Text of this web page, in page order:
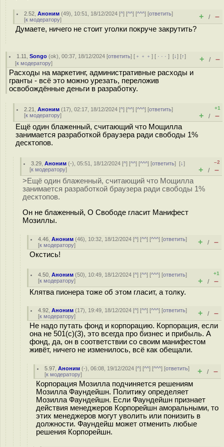
2.52 ,Аноним (49), 10:51, 18/12/2024 [^] [^^] [^^^] [ответить]
[к модератору] + / –
Думаете, ничего не стоит уголки покруче закрутить?
1.11 ,Songo (ok), 00:37, 18/12/2024 [ответить] [ ﹢﹢﹢] [ · · ·][↓] [↑]
[к модератору] + / –
Расходы на маркетинг, административные расходы и
гранты - всё это можно урезать, переложив
освобождённые деньги в разработку.
2.21 ,Аноним (17), 02:17, 18/12/2024 [^] [^^] [^^^] [ответить]
[к модератору]
+1
+ / –
Ещё один блаженный, считающий что Мощилла
занимается разработкой браузера ради свободы 1%
десктопов.
3.29 ,Аноним (-), 05:51, 18/12/2024 [^] [^^] [^^^] [ответить][↓]
[к модератору]
–2
+ / –
>Ещё один блаженный, считающий что Мощилла
занимается разработкой браузера ради свободы 1%
десктопов.
Он не блаженный, О Свободе гласит Манифест
Мозиллы.
4.46 ,Аноним (46), 10:32, 18/12/2024 [^] [^^] [^^^] [ответить]
[к модератору] + / –
Окстись!
4.50 ,Аноним (50), 10:49, 18/12/2024 [^] [^^] [^^^] [ответить]
[к модератору]
+1
+ / –
Клятва пионера тоже об этом гласит, а толку.
4.92 ,Аноним (17), 19:49, 18/12/2024 [^] [^^] [^^^] [ответить]
[к модератору] + / –
Не надо путать фонд и корпорацию. Корпорация, если
она не 501(c)(3), это всегда про бизнес и прибыль. А
фонд, да, он в соответствии со своим манифестом
живёт, ничего не изменилось, всё как обещали.
5.97 ,Аноним (-), 06:08, 19/12/2024 [^] [^^] [^^^] [ответить]
[к модератору] + / –
Корпорация Мозилла подчиняется решениям
Мозилла Фаундейшн. Политику определяет
Мозилла Фаундейшн. Если Фаундейшн признает
действия менеджеров Корпорейшн аморальными, то
этих менеджеров могут уволить или понизить в
должности. Фаундейш может отменить любые
решения Корпорейшн.